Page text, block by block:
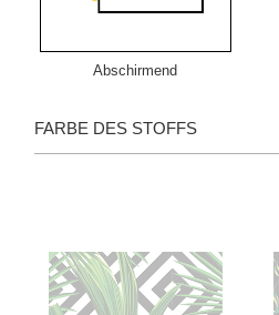
Abschirmend
FARBE DES STOFFS